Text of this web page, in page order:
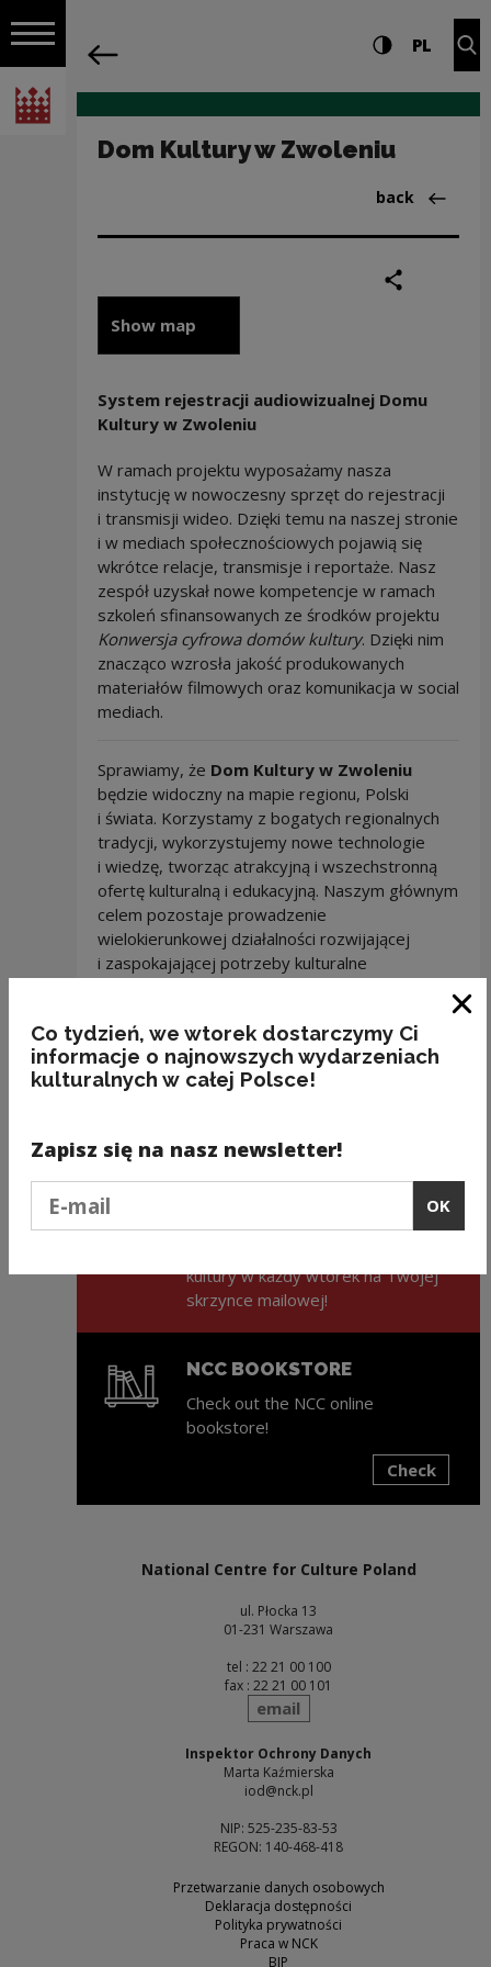
Open navigation
National Centre for Culture Poland
Navigation Settings and search
High contrast
PL
Dom Kultury w Zwoleniu
Back
back
Show map
System rejestracji audiowizualnej Domu
Kultury w Zwoleniu
W ramach projektu wyposażamy nasza
instytucję w nowoczesny sprzęt do rejestracji
i transmisji wideo. Dzięki temu na naszej stronie
i w mediach społecznościowych pojawią się
wkrótce relacje, transmisje i reportaże. Nasz
zespół uzyskał nowe kompetencje w ramach
szkoleń sfinansowanych ze środków projektu
Konwersja cyfrowa domów kultury. Dzięki nim
znacząco wzrosła jakość produkowanych
materiałów filmowych oraz komunikacja w social
mediach.
Sprawiamy, że Dom Kultury w Zwoleniu
będzie widoczny na mapie regionu, Polski
i świata. Korzystamy z bogatych regionalnych
tradycji, wykorzystujemy nowe technologie
i wiedzę, tworząc atrakcyjną i wszechstronną
ofertę kulturalną i edukacyjną. Naszym głównym
celem pozostaje prowadzenie
wielokierunkowej działalności rozwijającej
i zaspokajającej potrzeby kulturalne
DK Zwoleń
ZAPISZ SIĘ NA NEWSLETTER
kultury w każdy wtorek na Twojej
skrzynce mailowej!
NCC BOOKSTORE
Check out the NCC online
bookstore!
Check
National Centre for Culture Poland
ul. Płocka 13
01-231 Warszawa
tel : 22 21 00 100
fax : 22 21 00 101
send
email
Inspektor Ochrony Danych
Marta Kaźmierska
iod@nck.pl
NIP: 525-235-83-53
REGON: 140-468-418
Przetwarzanie danych osobowych
Deklaracja dostępności
Polityka prywatności
Praca w NCK
BIP
Co tydzień, we wtorek dostarczymy Ci
informacje o najnowszych wydarzeniach
kulturalnych w całej Polsce!
Zapisz się na nasz newsletter!
OK